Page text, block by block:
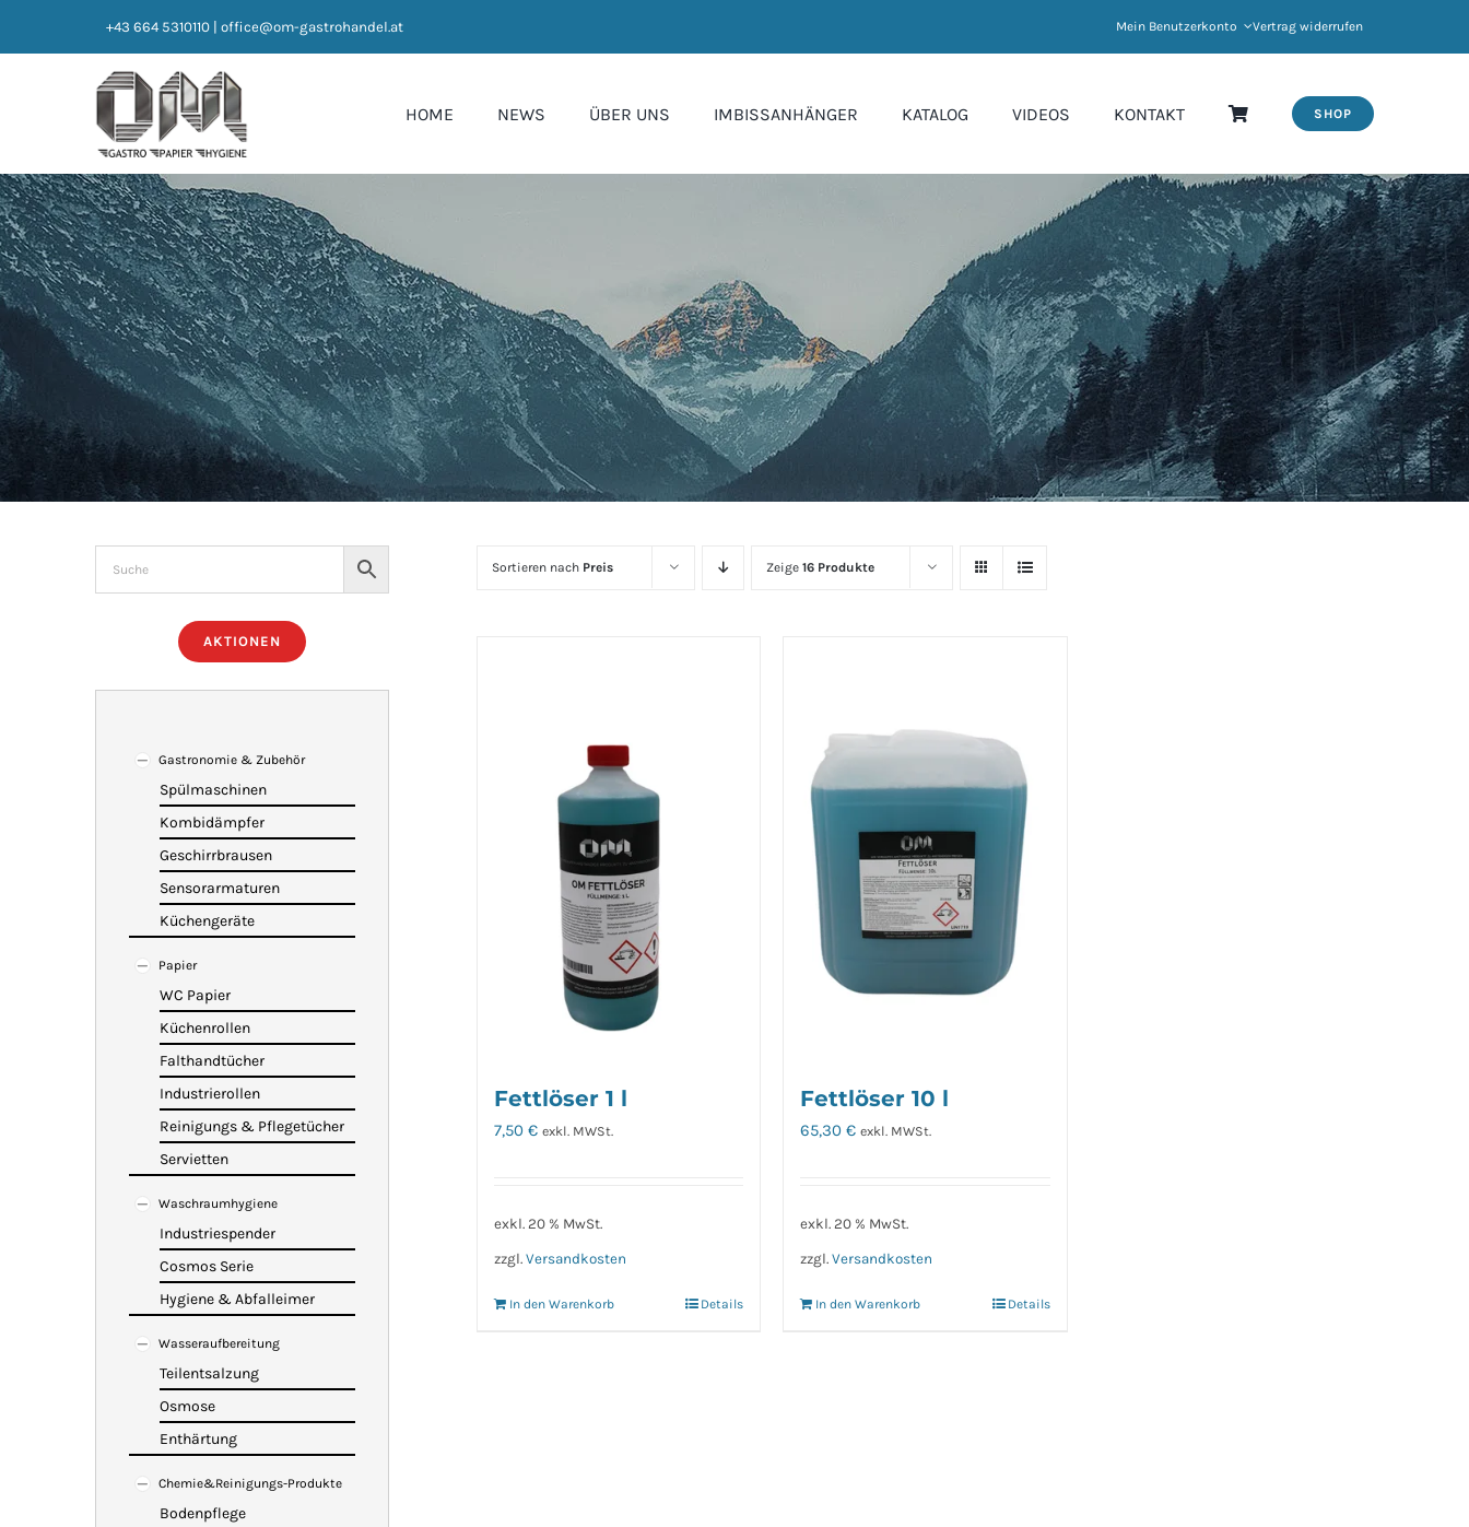
+43 664 5310110 office@om-gastrohandel.at Mein Benutzerkonto Vertrag widerrufen
HOME NEWS ÜBER UNS IMBISSANHÄNGER KATALOG VIDEOS KONTAKT SHOP
Sortieren nach Preis Zeige16 Produkte
Fettlöser 1 l
7,50€ exkl. MWSt.
exkl. 20 % MwSt.
zzgl.Versandkosten
In den Warenkorb Details
Fettlöser 10 l
65,30€ exkl. MWSt.
exkl. 20 % MwSt.
zzgl.Versandkosten
In den Warenkorb Details
AKTIONEN
Gastronomie & Zubehör
Spülmaschinen
Kombidämpfer
Geschirrbrausen
Sensorarmaturen
Küchengeräte
Papier
WC Papier
Küchenrollen
Falthandtücher
Industrierollen
Reinigungs & Pflegetücher
Servietten
Waschraumhygiene
Industriespender
Cosmos Serie
Hygiene & Abfalleimer
Wasseraufbereitung
Teilentsalzung
Osmose
Enthärtung
Chemie&Reinigungs-Produkte
Bodenpflege